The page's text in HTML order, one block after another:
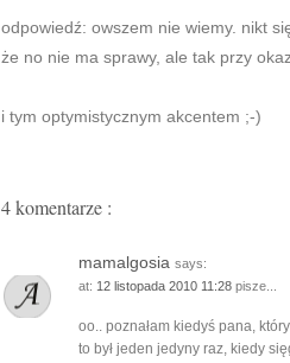
odpowiedź: owszem nie wiemy. nikt
że no nie ma sprawy, ale tak przy
i tym optymistycznym akcentem ;-)
4 komentarze :
mamalgosia says:
at: 12 listopada 2010 11:28 pisze...
oo.. poznałam kiedyś pana,
to był jeden jedyny raz, kiedy